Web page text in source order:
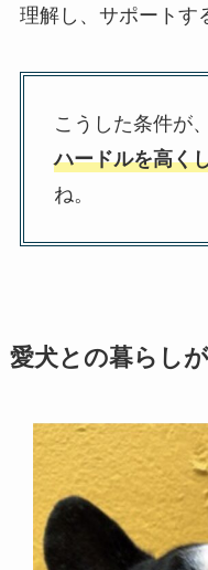
理解し、サポートす
こうした条件が
ハードルを高く
ね。
愛犬との暮らし